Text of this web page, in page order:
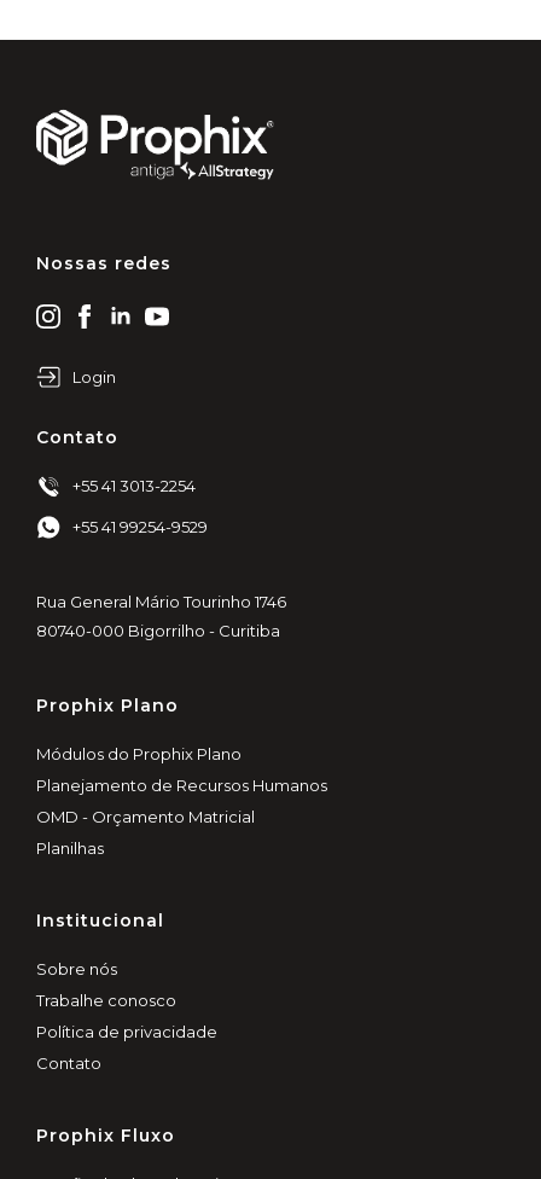
Nossas redes
Login
Contato
+55 41 3013-2254
+55 41 99254-9529
Rua General Mário Tourinho 1746
80740-000 Bigorrilho - Curitiba
Prophix Plano
Módulos do Prophix Plano
Planejamento de Recursos Humanos
OMD - Orçamento Matricial
Planilhas
Institucional
Sobre nós
Trabalhe conosco
Política de privacidade
Contato
Prophix Fluxo